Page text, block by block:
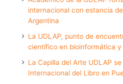
internacional con estancia
Argentina
La UDLAP, punto de
científico en bioinformática y
La Capilla del Arte UDLAP
Internacional del Libro en